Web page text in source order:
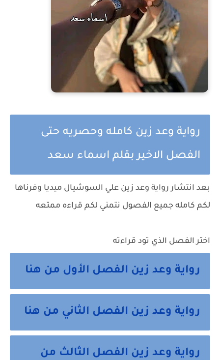
رواية وعد زين كامله وحصريه حتى
الفصل الاخير بقلم اسماء سعد
بعد انتشار رواية وعد زين علي السوشيال ميديا وفرناها
لكم كامله جميع الفصول نتمني لكم قراءه ممتعه
اختر الفصل الذي تود قراءته
رواية وعد زين الفصل الأول من هنا
رواية وعد زين الفصل الثاني من هنا
رواية وعد زين الفصل الثالث من